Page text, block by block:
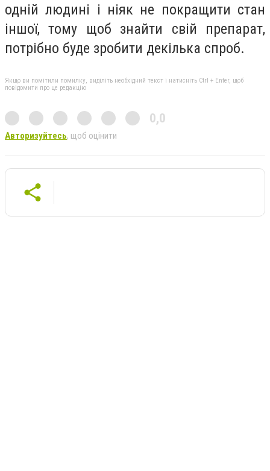
одній людині і ніяк не покращити стан
іншої, тому щоб знайти свій препарат,
потрібно буде зробити декілька спроб.
Якщо ви помітили помилку, виділіть необхідний текст і натисніть Ctrl + Enter, щоб
повідомити про це редакцію
0,0
Авторизуйтесь, щоб оцінити